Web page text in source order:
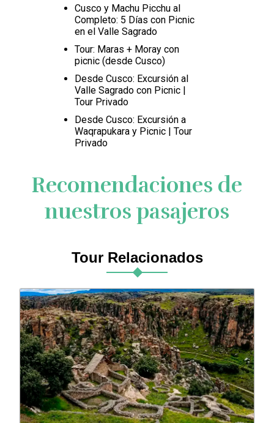
Cusco y Machu Picchu al
Completo: 5 Días con Picnic
en el Valle Sagrado
Tour: Maras + Moray con
picnic (desde Cusco)
Desde Cusco: Excursión al
Valle Sagrado con Picnic |
Tour Privado
Desde Cusco: Excursión a
Waqrapukara y Picnic | Tour
Privado
Recomendaciones de
nuestros pasajeros
Tour Relacionados